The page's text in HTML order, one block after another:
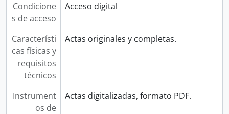
Condicione
s de acceso
Acceso digital
Característi
cas físicas y
requisitos
técnicos
Actas originales y completas.
Instrument
os de
Actas digitalizadas, formato PDF.